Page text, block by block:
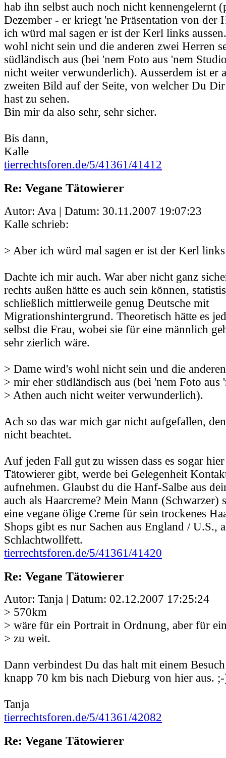
hab ihn selbst auch noch nicht kennengelernt
Dezember - er kriegt 'ne Präsentation von der
ich würd mal sagen er ist der Kerl links
wohl nicht sein und die anderen zwei Herren
südländisch aus (bei 'nem Foto aus 'nem
nicht weiter verwunderlich). Ausserdem ist er
zweiten Bild auf der Seite, von welcher Du
hast zu sehen.
Bin mir da also sehr, sehr sicher.
Bis dann,
Kalle
tierrechtsforen.de/5/41361/41412
Re: Vegane Tätowierer
Autor: Ava | Datum: 30.11.2007 19:07:23
Kalle schrieb:
> Aber ich würd mal sagen er ist der Kerl links
Dachte ich mir auch. War aber nicht ganz
rechts außen hätte es auch sein können,
schließlich mittlerweile genug Deutsche mit
Migrationshintergrund. Theoretisch hätte es
selbst die Frau, wobei sie für eine männlich
sehr zierlich wäre.
> Dame wird's wohl nicht sein und die
> mir eher südländisch aus (bei 'nem Foto aus
> Athen auch nicht weiter verwunderlich).
Ach so das war mich gar nicht aufgefallen,
nicht beachtet.
Auf jeden Fall gut zu wissen dass es sogar
Tätowierer gibt, werde bei Gelegenheit
aufnehmen. Glaubst du die Hanf-Salbe aus
auch als Haarcreme? Mein Mann (Schwarzer)
eine vegane ölige Creme für sein trockenes
Shops gibt es nur Sachen aus England / U.S.,
Schlachtwollfett.
tierrechtsforen.de/5/41361/41420
Re: Vegane Tätowierer
Autor: Tanja | Datum: 02.12.2007 17:25:24
> 570km
> wäre für ein Portrait in Ordnung, aber für
> zu weit.
Dann verbindest Du das halt mit einem
knapp 70 km bis nach Dieburg von hier aus.
Tanja
tierrechtsforen.de/5/41361/42082
Re: Vegane Tätowierer